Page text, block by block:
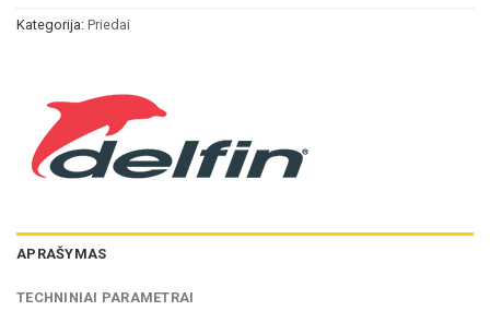
Kategorija: Priedai
APRAŠYMAS
TECHNINIAI PARAMETRAI